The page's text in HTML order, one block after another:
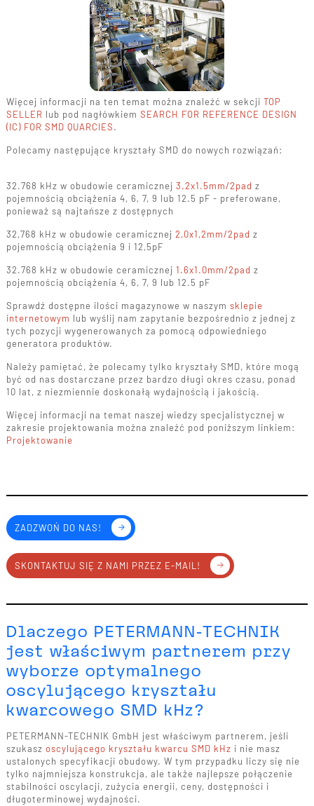
Więcej informacji na ten temat można znaleźć w sekcji TOP
SELLER lub pod nagłówkiem SEARCH FOR REFERENCE DESIGN
(IC) FOR SMD QUARCIES.
Polecamy następujące kryształy SMD do nowych rozwiązań:
32.768 kHz w obudowie ceramicznej 3.2x1.5mm/2pad z
pojemnością obciążenia 4, 6, 7, 9 lub 12.5 pF - preferowane,
ponieważ są najtańsze z dostępnych
32,768 kHz w obudowie ceramicznej 2,0x1,2mm/2pad z
pojemnością obciążenia 9 i 12,5pF
32.768 kHz w obudowie ceramicznej 1.6x1.0mm/2pad z
pojemnością obciążenia 4, 6, 7, 9 lub 12.5 pF
Sprawdź dostępne ilości magazynowe w naszym sklepie
internetowym lub wyślij nam zapytanie bezpośrednio z jednej z
tych pozycji wygenerowanych za pomocą odpowiedniego
generatora produktów.
Należy pamiętać, że polecamy tylko kryształy SMD, które mogą
być od nas dostarczane przez bardzo długi okres czasu, ponad
10 lat, z niezmiennie doskonałą wydajnością i jakością.
Więcej informacji na temat naszej wiedzy specjalistycznej w
zakresie projektowania można znaleźć pod poniższym linkiem:
Projektowanie
ZADZWOŃ DO NAS!
SKONTAKTUJ SIĘ Z NAMI PRZEZ E-MAIL!
Dlaczego PETERMANN-TECHNIK
jest właściwym partnerem przy
wyborze optymalnego
oscylującego kryształu
kwarcowego SMD kHz?
PETERMANN-TECHNIK GmbH jest właściwym partnerem, jeśli
szukasz oscylującego kryształu kwarcu SMD kHz i nie masz
ustalonych specyfikacji obudowy. W tym przypadku liczy się nie
tylko najmniejsza konstrukcja, ale także najlepsze połączenie
stabilności oscylacji, zużycia energii, ceny, dostępności i
długoterminowej wydajności.